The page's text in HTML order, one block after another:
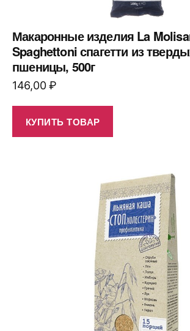
Макаронные изделия La
Spaghettoni спагетти из
пшеницы, 500г
146,00₽
КУПИТЬ ТОВАР